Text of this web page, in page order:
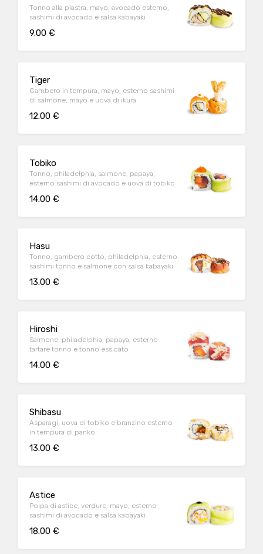
Tonno alla piastra, mayo, avocado esterno,
sashimi di avocado e salsa kabayaki
9.00 €
Tiger
Gambero in tempura, mayo, esterno sashimi
di salmone, mayo e uova di ikura
12.00 €
Tobiko
Tonno, philadelphia, salmone, papaya,
esterno sashimi di avocado e uova di tobiko
14.00 €
Hasu
Tonno, gambero cotto, philadelphia, esterno
sashimi tonno e salmone con salsa kabayaki
13.00 €
Hiroshi
Salmone, philadelphia, papaya, esterno
tartare tonno e tonno essicato
14.00 €
Shibasu
Asparagi, uova di tobiko e branzino esterno
in tempura di panko
13.00 €
Astice
Polpa di astice, verdure, mayo, esterno
sashimi di avocado e salsa kabayaki
18.00 €